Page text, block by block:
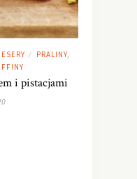
/
PRALINY,
i pistacjami